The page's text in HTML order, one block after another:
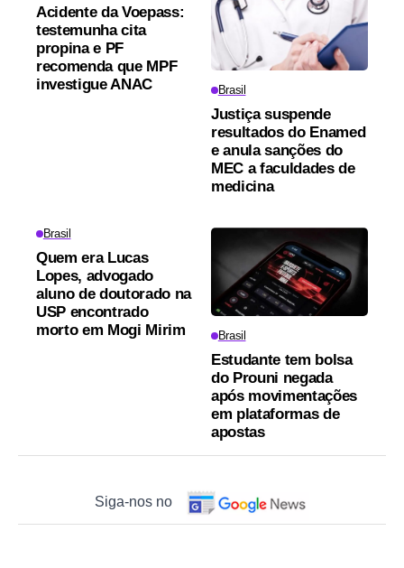
Acidente da Voepass:
testemunha cita
propina e PF
recomenda que MPF
investigue ANAC
Brasil
Justiça suspende
resultados do Enamed
e anula sanções do
MEC a faculdades de
medicina
Brasil
Quem era Lucas
Lopes, advogado
aluno de doutorado na
USP encontrado
morto em Mogi Mirim
Brasil
Estudante tem bolsa
do Prouni negada
após movimentações
em plataformas de
apostas
Siga-nos no